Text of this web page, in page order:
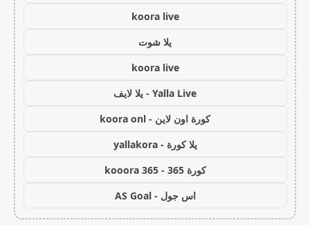
koora live
يلا شوت
koora live
Yalla Live - يلا لايف
كورة اون لاين - koora onl
يلا كورة - yallakora
كورة 365 - kooora 365
اس جول - AS Goal